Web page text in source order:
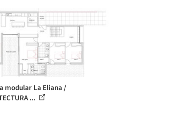
modular La Eliana /
...